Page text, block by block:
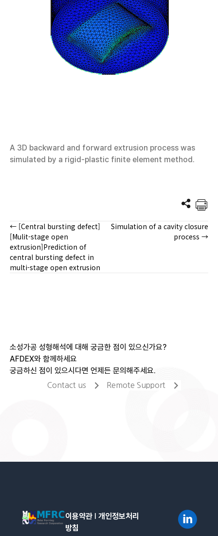
A 3D backward and forward extrusion process was
simulated by a rigid-plastic finite element method.
Posts
navigation
← [Central bursting defect]
[Mulit-stage open
extrusion]Prediction of
central bursting defect in
multi-stage open extrusion
Simulation of a cavity closure
process →
소성가공 성형해석에 대해 궁금한 점이 있으신가요?
AFDEX와 함께하세요
궁금하신 점이 있으시다면 언제든 문의해주세요.
Contact us Remote Support
이용약관 l개인정보처리
방침